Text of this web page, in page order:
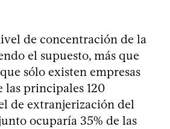
de concentración de la
el supuesto, más que
sólo existen empresas
las principales 120
de extranjerización del
ocuparía 35% de las